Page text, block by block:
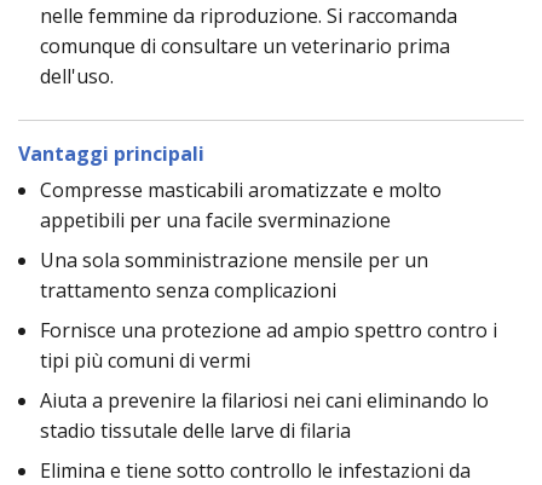
nelle femmine da riproduzione. Si raccomanda
comunque di consultare un veterinario prima
dell'uso.
Vantaggi principali
Compresse masticabili aromatizzate e molto
appetibili per una facile sverminazione
Una sola somministrazione mensile per un
trattamento senza complicazioni
Fornisce una protezione ad ampio spettro contro i
tipi più comuni di vermi
Aiuta a prevenire la filariosi nei cani eliminando lo
stadio tissutale delle larve di filaria
Elimina e tiene sotto controllo le infestazioni da